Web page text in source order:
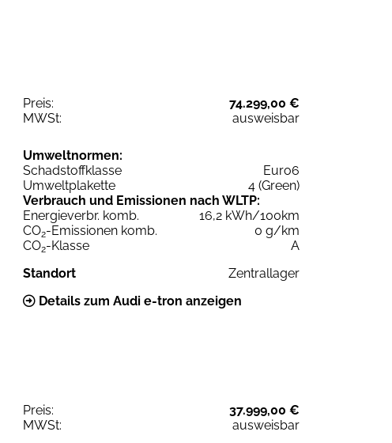
Preis:
74.299,00 €
MWSt:
ausweisbar
Umweltnormen:
Schadstoffklasse
Euro6
Umweltplakette
4 (Green)
Verbrauch und Emissionen nach WLTP:
Energieverbr. komb.
16,2 kWh/100km
CO2-Emissionen komb.
0 g/km
CO2-Klasse
A
Standort
Zentrallager
Details zum Audi e-tron anzeigen
Preis:
37.999,00 €
MWSt:
ausweisbar